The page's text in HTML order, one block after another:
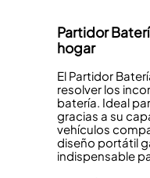
Partidor
hogar
El Partidor
resolver los
batería. Ideal
gracias a su
vehículos
diseño portátil
indispensable